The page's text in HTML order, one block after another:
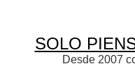
SOLO
Desde 2007